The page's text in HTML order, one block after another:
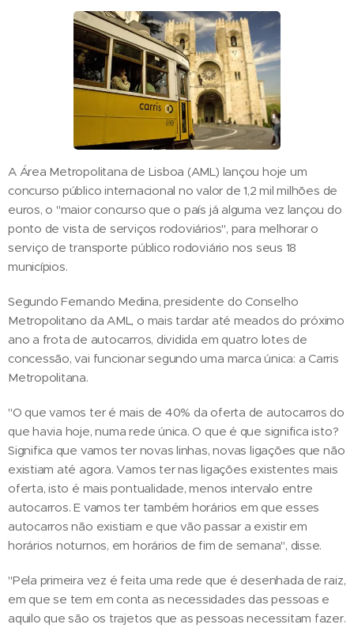
A Área Metropolitana de Lisboa (AML) lançou hoje um
concurso público internacional no valor de 1,2 mil milhões de
euros, o "maior concurso que o país já alguma vez lançou do
ponto de vista de serviços rodoviários", para melhorar o
serviço de transporte público rodoviário nos seus 18
municípios.
Segundo Fernando Medina, presidente do Conselho
Metropolitano da AML, o mais tardar até meados do próximo
ano a frota de autocarros, dividida em quatro lotes de
concessão, vai funcionar segundo uma marca única: a Carris
Metropolitana.
"O que vamos ter é mais de 40% da oferta de autocarros do
que havia hoje, numa rede única. O que é que significa isto?
Significa que vamos ter novas linhas, novas ligações que não
existiam até agora. Vamos ter nas ligações existentes mais
oferta, isto é mais pontualidade, menos intervalo entre
autocarros. E vamos ter também horários em que esses
autocarros não existiam e que vão passar a existir em
horários noturnos, em horários de fim de semana", disse.
"Pela primeira vez é feita uma rede que é desenhada de raiz,
em que se tem em conta as necessidades das pessoas e
aquilo que são os trajetos que as pessoas necessitam fazer.